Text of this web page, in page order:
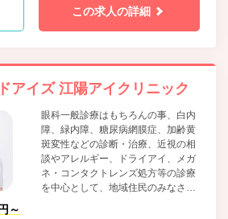
この求人の詳細
アイズ 江陽アイクリニック
眼科一般診療はもちろんの事、白内
障、緑内障、糖尿病網膜症、加齢黄
斑変性などの診断・治療、近視の相
談やアレルギー、ドライアイ、メガ
ネ・コンタクトレンズ処方等の診療
を中心として、地域住民のみなさま
～